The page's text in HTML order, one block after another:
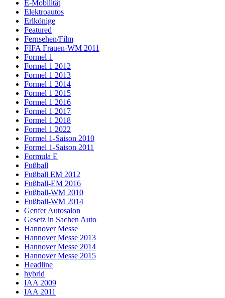
E-Mobilität
Elektroautos
Erlkönige
Featured
Fernsehen/Film
FIFA Frauen-WM 2011
Formel 1
Formel 1 2012
Formel 1 2013
Formel 1 2014
Formel 1 2015
Formel 1 2016
Formel 1 2017
Formel 1 2018
Formel 1 2022
Formel 1-Saison 2010
Formel 1-Saison 2011
Formula E
Fußball
Fußball EM 2012
Fußball-EM 2016
Fußball-WM 2010
Fußball-WM 2014
Genfer Autosalon
Gesetz in Sachen Auto
Hannover Messe
Hannover Messe 2013
Hannover Messe 2014
Hannover Messe 2015
Headline
hybrid
IAA 2009
IAA 2011